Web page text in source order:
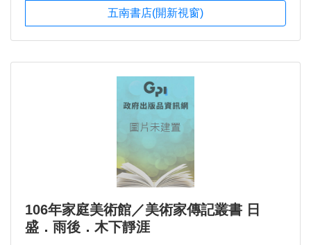
五南書店(開新視窗)
106年家庭美術館／美術家傳記叢書 日
盛．雨後．木下靜涯